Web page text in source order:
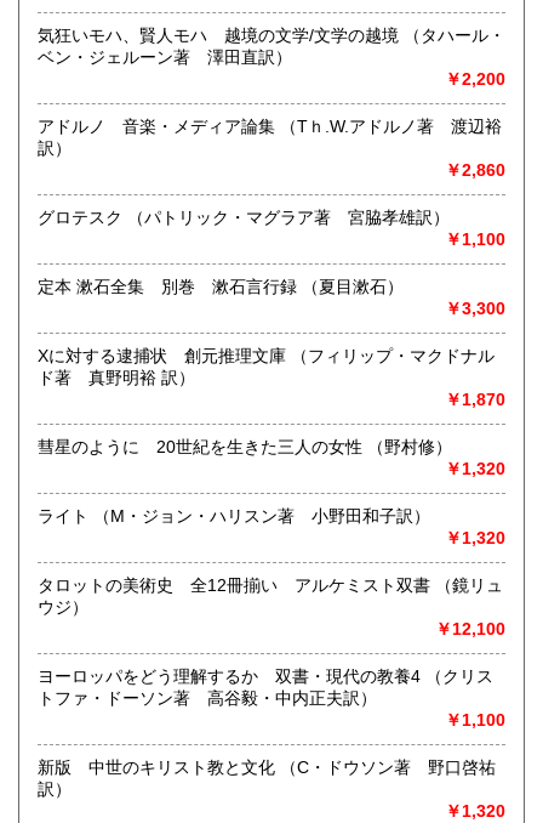
＜駿河台下店＞は、現在買取専門店としてインターネット
等の通信販売、宅配買取の店として営業致しております
最寄駅：水道橋駅 神保町駅 九段下駅
営業時間：10時30分〜18時
定休日：水曜、日曜、祝日
書籍の買取について
江戸時代〜明治時代の古典籍・和本・全集・哲学書・歴史
画・音楽・江戸東京・古い漫画・昔の漫画・近年の文庫ま
で、幅広い分野で、専門スタッフが直接お伺いし査定・買い
取り扱い分野
総記、哲学宗教、歴史、社会科学、自然科学、美術工芸、国
語国文、外国文学、古典籍、近代文献、趣味、サブカルチャ
ー、古書一般（その他）
気狂いモハ、賢人モハ 越境の文学/文学の越境 （タハール・
ベン・ジェルーン著 澤田直訳）
￥2,200
アドルノ 音楽・メディア論集 （Tｈ.W.アドルノ著 渡辺裕
訳）
￥2,860
グロテスク （パトリック・マグラア著 宮脇孝雄訳）
￥1,100
定本 漱石全集 別巻 漱石言行録 （夏目漱石）
￥3,300
Xに対する逮捕状 創元推理文庫 （フィリップ・マクドナル
ド著 真野明裕 訳）
￥1,870
彗星のように 20世紀を生きた三人の女性 （野村修）
￥1,320
ライト （M・ジョン・ハリスン著 小野田和子訳）
￥1,320
タロットの美術史 全12冊揃い アルケミスト双書 （鏡リュ
ウジ）
￥12,100
ヨーロッパをどう理解するか 双書・現代の教養4 （クリス
トファ・ドーソン著 高谷毅・中内正夫訳）
￥1,100
新版 中世のキリスト教と文化 （C・ドウソン著 野口啓祐
訳）
￥1,320